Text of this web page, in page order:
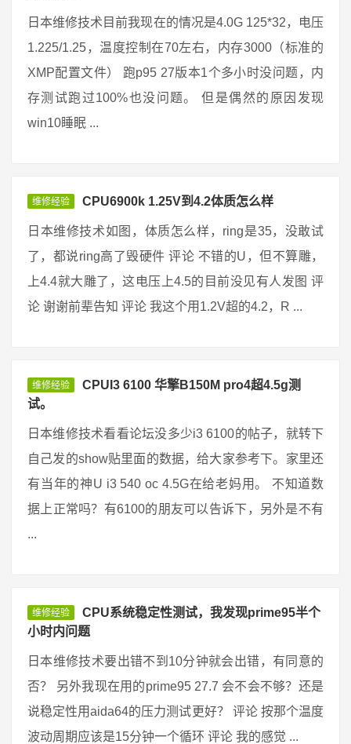
日本维修技术目前我现在的情况是4.0G 125*32，电压
1.225/1.25，温度控制在70左右，内存3000（标准的
XMP配置文件） 跑p95 27版本1个多小时没问题，内
存测试跑过100%也没问题。 但是偶然的原因发现
win10睡眠 ...
维修经验 CPU6900k 1.25V到4.2体质怎么样
日本维修技术如图，体质怎么样，ring是35，没敢试
了，都说ring高了毁硬件 评论 不错的U，但不算雕，
上4.4就大雕了，这电压上4.5的目前没见有人发图 评
论 谢谢前辈告知 评论 我这个用1.2V超的4.2，R ...
维修经验
CPUI3 6100 华擎B150M pro4超4.5g测
试。
日本维修技术看看论坛没多少i3 6100的帖子，就转下
自己发的show贴里面的数据，给大家参考下。家里还
有当年的神U i3 540 oc 4.5G在给老妈用。 不知道数
据上正常吗？有6100的朋友可以告诉下，另外是不有
...
维修经验
CPU系统稳定性测试，我发现prime95半个
小时内问题
日本维修技术要出错不到10分钟就会出错，有同意的
否？ 另外我现在用的prime95 27.7 会不会不够？还是
说稳定性用aida64的压力测试更好？ 评论 按那个温度
波动周期应该是15分钟一个循环 评论 我的感觉 ...